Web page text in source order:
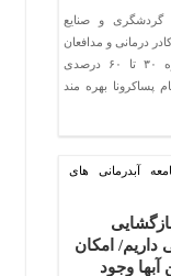
گردشگری و صنایع
درمانی و مدافعان
سلامت، از تخفیفات ویژه ۳۰ تا ۶۰ درصدی
پساکرونا بهره‌ مند
آبدرمانی های
داریم/ امکان
وجود